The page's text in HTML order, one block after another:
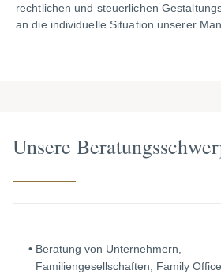
rechtlichen und steuerlichen
an die individuelle Situation unserer
Unsere
Beratung von Unternehmern,
Familiengesellschaften, Family